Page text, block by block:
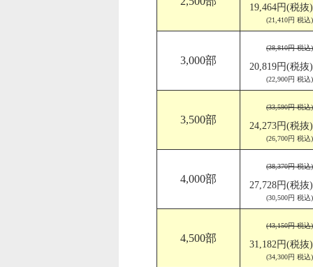
19,464円(税抜)
(21,410円 税込)
3,000部
(28,810円 税込)
20,819円(税抜)
(22,900円 税込)
3,500部
(33,590円 税込)
24,273円(税抜)
(26,700円 税込)
4,000部
(38,370円 税込)
27,728円(税抜)
(30,500円 税込)
4,500部
(43,150円 税込)
31,182円(税抜)
(34,300円 税込)